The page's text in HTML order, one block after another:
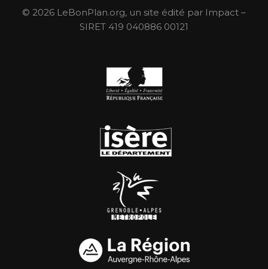
© 2026 LeBonPlan.org, un site édité par Impact –
SIRET 419 040886 00121